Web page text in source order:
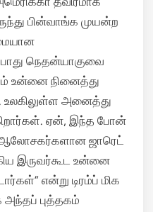
பின்வாங்க முயன்ற
நெதன்யாகுவை
உன்னை நினைத்து
உலகிலுள்ள அனைத்து
ஏன், இந்த போன்
ஆலோசகர்களான ஜாரெட்
இருவர்கூட உன்னை
என்று டிரம்ப் மிக
புத்தகம்